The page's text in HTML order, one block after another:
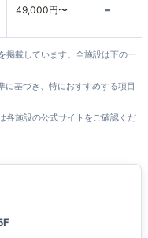
49,000円〜 -
掲載しています。全施設は下の一
基づき、特におすすめする項目
各施設の公式サイトをご確認くだ